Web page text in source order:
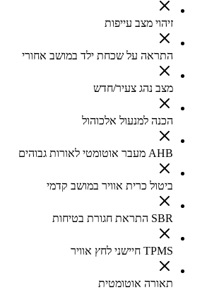
זיהוי מצב עייפות
התראה על שכחת ילד במושב אחורי
מצב נהג צעיר/חדש
הכנה למנעול אלכוהול
AHB מעבר אוטומטי לאורות גבוהים
ביטול כרית אוויר במושב קדמי
SBR התראת חגורת בטיחות
TPMS חיישני לחץ אוויר
תאורה אוטומטית